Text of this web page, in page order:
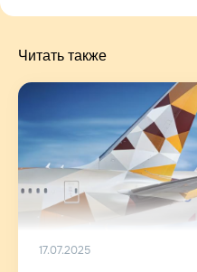
Читать также
17.07.2025